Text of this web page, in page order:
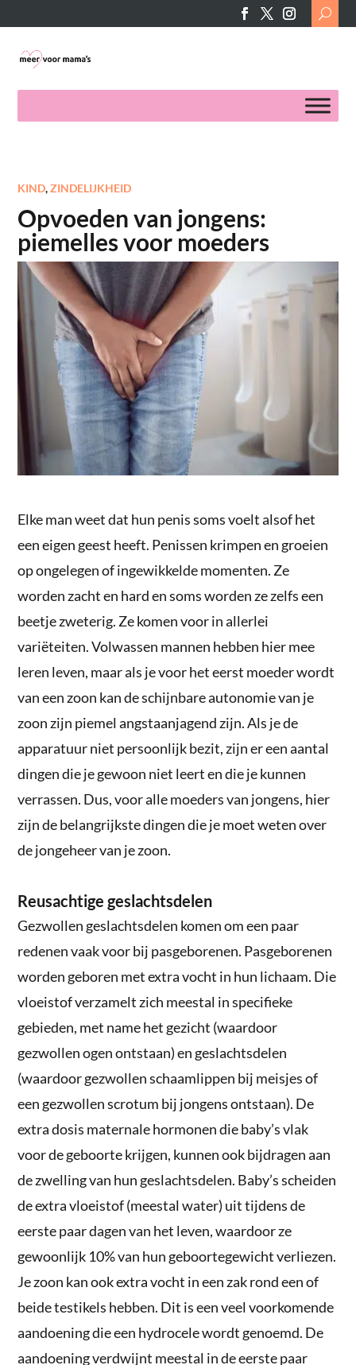
Search
for:
KIND,ZINDELIJKHEID
Opvoeden van jongens:
piemelles voor moeders
Elke man weet dat hun penis soms voelt alsof het
een eigen geest heeft. Penissen krimpen en groeien
op ongelegen of ingewikkelde momenten. Ze
worden zacht en hard en soms worden ze zelfs een
beetje zweterig. Ze komen voor in allerlei
variëteiten. Volwassen mannen hebben hier mee
leren leven, maar als je voor het eerst moeder wordt
van een zoon kan de schijnbare autonomie van je
zoon zijn piemel angstaanjagend zijn. Als je de
apparatuur niet persoonlijk bezit, zijn er een aantal
dingen die je gewoon niet leert en die je kunnen
verrassen. Dus, voor alle moeders van jongens, hier
zijn de belangrijkste dingen die je moet weten over
de jongeheer van je zoon.
Reusachtige geslachtsdelen
Gezwollen geslachtsdelen komen om een paar
redenen vaak voor bij pasgeborenen. Pasgeborenen
worden geboren met extra vocht in hun lichaam. Die
vloeistof verzamelt zich meestal in specifieke
gebieden, met name het gezicht (waardoor
gezwollen ogen ontstaan) en geslachtsdelen
(waardoor gezwollen schaamlippen bij meisjes of
een gezwollen scrotum bij jongens ontstaan). De
extra dosis maternale hormonen die baby’s vlak
voor de geboorte krijgen, kunnen ook bijdragen aan
de zwelling van hun geslachtsdelen. Baby’s scheiden
de extra vloeistof (meestal water) uit tijdens de
eerste paar dagen van het leven, waardoor ze
gewoonlijk 10% van hun geboortegewicht verliezen.
Je zoon kan ook extra vocht in een zak rond een of
beide testikels hebben. Dit is een veel voorkomende
aandoening die een hydrocele wordt genoemd. De
aandoening verdwijnt meestal in de eerste paar